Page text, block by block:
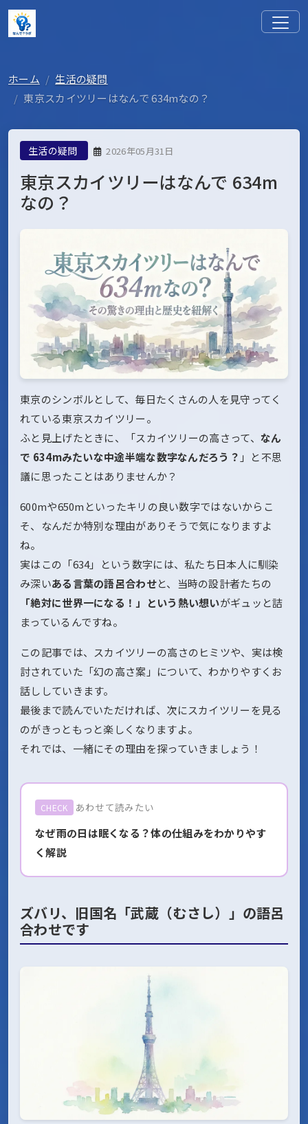
ホーム
生活の疑問
東京スカイツリーはなんで 634mなの？
生活の疑問 2026年05月31日
東京スカイツリーはなんで 634m
なの？
東京のシンボルとして、毎日たくさんの人を見守ってく
れている東京スカイツリー。
ふと見上げたときに、「スカイツリーの高さって、 なん
で 634mみたいな中途半端な数字なんだろう？ 」と不思
議に思ったことはありませんか？
600mや650mといったキリの良い数字ではないからこ
そ、なんだか特別な理由がありそうで気になりますよ
ね。
実はこの「634」という数字には、私たち日本人に馴染
み深いある言葉の語呂合わせと、当時の設計者たちの
「絶対に世界一になる！」という熱い想いがギュッと詰
まっているんですね。
この記事では、スカイツリーの高さのヒミツや、実は検
討されていた「幻の高さ案」について、わかりやすくお
話ししていきます。
最後まで読んでいただければ、次にスカイツリーを見る
のがきっともっと楽しくなりますよ。
それでは、一緒にその理由を探っていきましょう！
CHECK あわせて読みたい
なぜ雨の日は眠くなる？体の仕組みをわかりやす
く解説
ズバリ、旧国名「武蔵（むさし）」の語呂
合わせです